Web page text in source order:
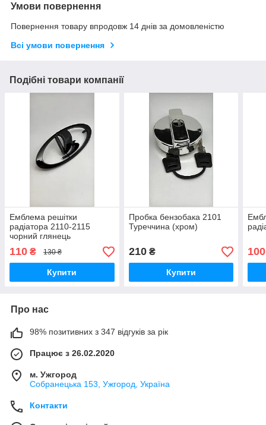
Умови повернення
Повернення товару впродовж 14 днів за домовленістю
Всі умови повернення
Подібні товари компанії
Емблема решітки
радіатора 2110-2115
чорний глянець
110 ₴ 130 ₴
Купити
Пробка бензобака 2101
Туреччина (хром)
210₴
Купити
100
Про нас
98% позитивних з 347 відгуків за рік
Працює з 26.02.2020
м. Ужгород
Собранецька 153, Ужгород, Україна
Контакти